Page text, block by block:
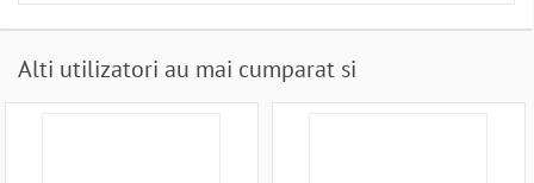
Alti utilizatori au mai cumparat si